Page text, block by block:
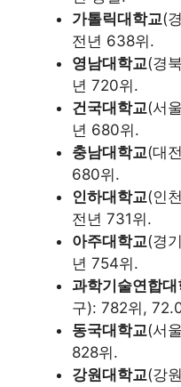
가톨릭대학교(
전년 638위.
영남대학교(경
년 720위.
건국대학교(서
년 680위.
충남대학교(대
680위.
인하대학교(인
전년 731위.
아주대학교(경
년 754위.
과학기술연합
구): 782위,
동국대학교(서
828위.
강원대학교(강